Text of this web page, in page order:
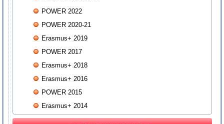
POWER 2022
POWER 2020-21
Erasmus+ 2019
POWER 2017
Erasmus+ 2018
Erasmus+ 2016
POWER 2015
Erasmus+ 2014